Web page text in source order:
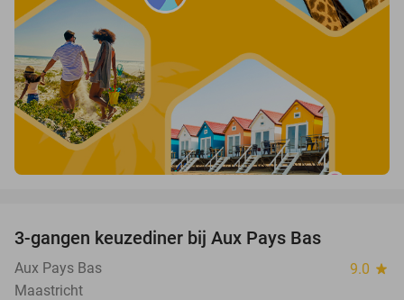
3-gangen keuzediner bij Aux Pays Bas
Aux Pays Bas 9.0 star
Maastricht